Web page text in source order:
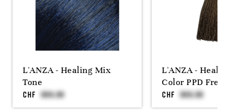
L'ANZA - Healing Mix
Tone
CHF
L'ANZA -
Color PPD Free
CHF